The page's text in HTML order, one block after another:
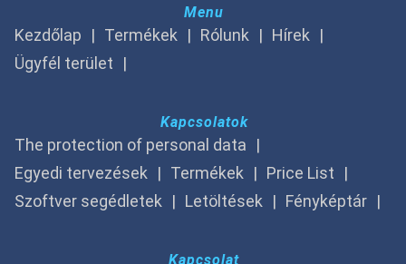
Menu
Kezdőlap Termékek Rólunk
Hírek
Ügyfél terület
Kapcsolatok
The protection of personal data
Egyedi tervezések
Termékek
Price List
Szoftver segédletek
Letöltések Fényképtár
Kapcsolat